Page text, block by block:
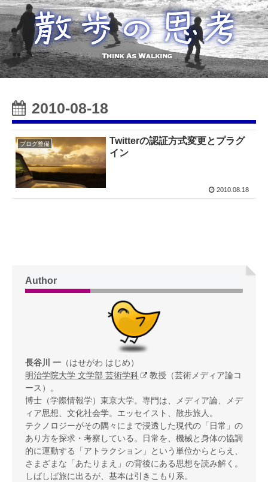
2010-08-18
ブログ整備
Twitterの認証方式変更とプラグ
イン
2010.08.18
Author
長谷川 一 （はせがわ はじめ）
明治学院大学 文学部 芸術学科
教授（芸術メディア論コ
ース）。
博士（学際情報学）東京大学。専門は、メディア論、メデ
ィア思想、文化社会学。エッセイスト、散歩旅人。
テクノロジーがその隅々にまで浸透した現代の「日常」の
あり方を探求・考察している。日常を、機械と身体の協調
的に運動する「アトラクション」という単位からとらえ、
さまざまな「あたりまえ」の背後にある思想を読み解く。
しばしば旅に出るが、基本は引きこもり系。